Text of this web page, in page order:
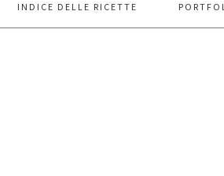
INDICE DELLE RICETTE